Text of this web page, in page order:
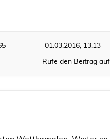
01.03.2016, 13:13
Rufe den Beitrag auf